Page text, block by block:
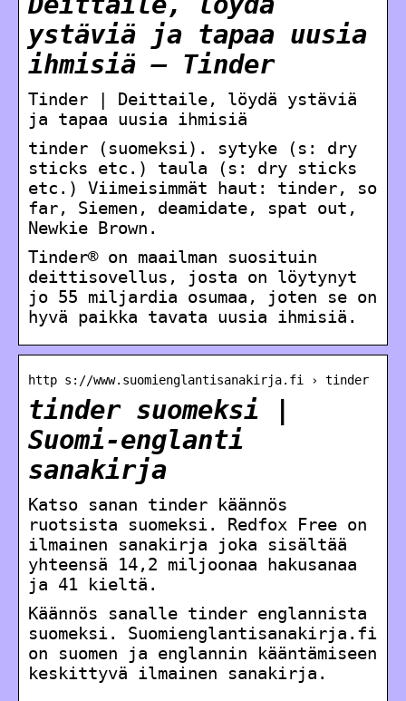
ystäviä ja tapaa uusia
ihmisiä – Tinder
Tinder | Deittaile, löydä ystäviä
ja tapaa uusia ihmisiä
tinder (suomeksi). sytyke (s: dry
sticks etc.) taula (s: dry sticks
etc.) Viimeisimmät haut: tinder, so
far, Siemen, deamidate, spat out,
Newkie Brown.
Tinder® on maailman suosituin
deittisovellus, josta on löytynyt
jo 55 miljardia osumaa, joten se on
hyvä paikka tavata uusia ihmisiä.
http s://www.suomienglantisanakirja.fi › tinder
tinder suomeksi |
Suomi-englanti
sanakirja
Katso sanan tinder käännös
ruotsista suomeksi. Redfox Free on
ilmainen sanakirja joka sisältää
yhteensä 14,2 miljoonaa hakusanaa
ja 41 kieltä.
Käännös sanalle tinder englannista
suomeksi. Suomienglantisanakirja.fi
on suomen ja englannin kääntämiseen
keskittyvä ilmainen sanakirja.